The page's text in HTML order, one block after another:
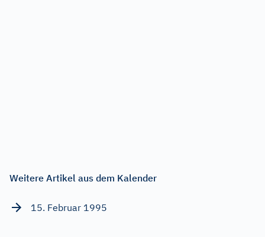
Weitere Artikel aus dem Kalender
15. Februar 1995